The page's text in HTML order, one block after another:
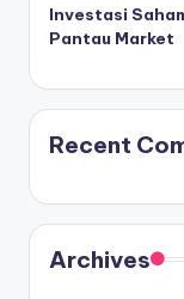
Investasi
Pantau Market
Recent
Archives